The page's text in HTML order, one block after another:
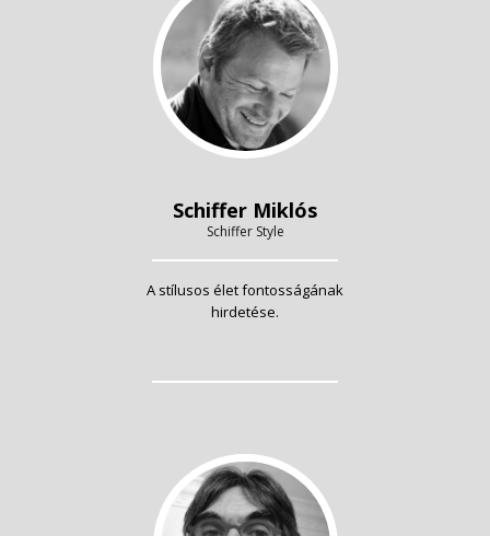
Schiffer Miklós
Schiffer Style
A stílusos élet fontosságának
hirdetése.